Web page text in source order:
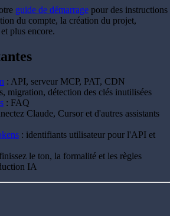
guide de démarrage pour des instructions
du compte, la création du projet,
plus encore.
: API, serveur MCP, PAT, CDN
migration, détection des clés inutilisées
: FAQ
Claude, Cursor et d'autres assistants
: identifiants utilisateur pour l'API et
le ton, la formalité et les règles
IA